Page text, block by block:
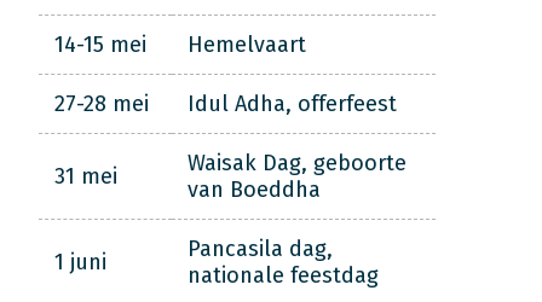
14-15 mei Hemelvaart
27-28 mei Idul Adha, offerfeest
31 mei
Waisak Dag, geboorte
van Boeddha
1 juni
Pancasila dag,
nationale feestdag